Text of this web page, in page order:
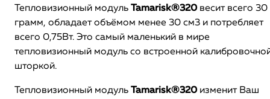
Тепловизионный модуль Tamarisk®320весит всего 30
грамм, обладает объёмом менее 30 см3 и потребляет
всего 0,75Вт. Это самый маленький в мире
тепловизионный модуль со встроенной
шторкой.
Тепловизионный модуль Tamarisk®320изменит Ваш